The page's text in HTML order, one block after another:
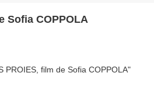
Sofia COPPOLA